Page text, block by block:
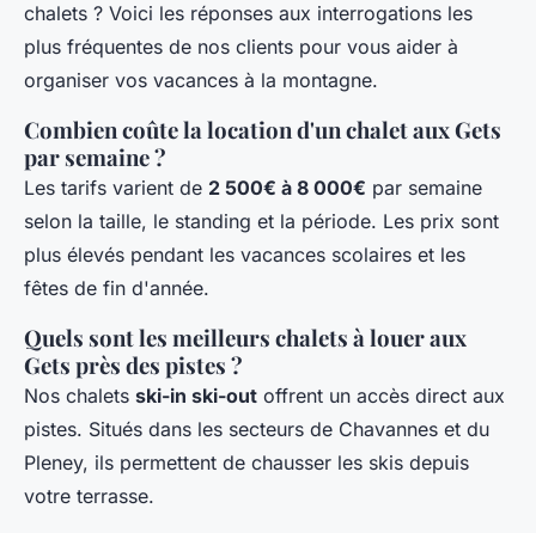
chalets ? Voici les réponses aux interrogations les
plus fréquentes de nos clients pour vous aider à
organiser vos vacances à la montagne.
Combien coûte la location d'un chalet aux Gets
par semaine ?
Les tarifs varient de 2 500€ à 8 000€ par semaine
selon la taille, le standing et la période. Les prix sont
plus élevés pendant les vacances scolaires et les
fêtes de fin d'année.
Quels sont les meilleurs chalets à louer aux
Gets près des pistes ?
Nos chalets ski-in ski-out offrent un accès direct aux
pistes. Situés dans les secteurs de Chavannes et du
Pleney, ils permettent de chausser les skis depuis
votre terrasse.